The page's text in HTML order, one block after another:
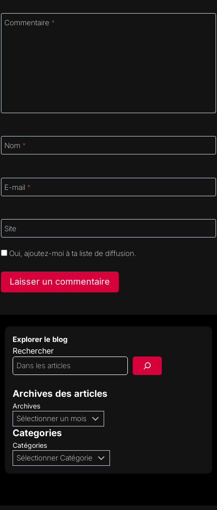
Commentaire *
Nom *
E-mail *
Site
Oui, ajoutez-moi à ta liste de diffusion.
Explorer le blog
Rechercher
Archives des articles
Archives
Categories
Catégories